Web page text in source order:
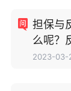
担保与
么呢？
2023-03-